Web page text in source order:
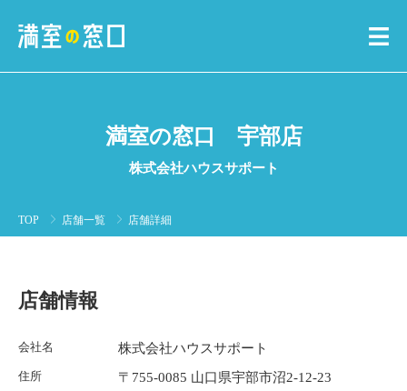
満室の窓口 宇部店
株式会社ハウスサポート
TOP 店舗一覧 店舗詳細
店舗情報
会社名 株式会社ハウスサポート
住所 〒755-0085 山口県宇部市沼2-12-23